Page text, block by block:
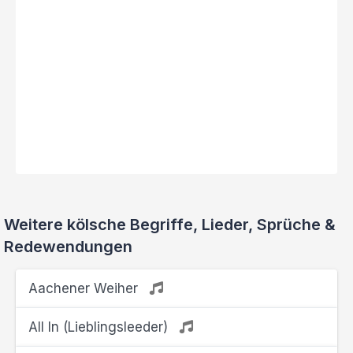
Weitere kölsche Begriffe, Lieder, Sprüche &
Redewendungen
Aachener Weiher
All In (Lieblingsleeder)